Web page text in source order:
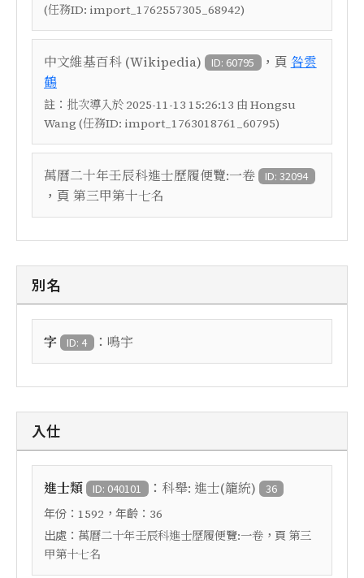
(任務ID: import_1762557305_68942)
中文維基百科 (Wikipedia) ID: 60795 ，頁 咎雲
鶴
註： 批次導入於 2025-11-13 15:26:13 由 Hongsu
Wang (任務ID: import_1763018761_60795)
萬曆二十年壬辰科進士歷履便覽:一卷 ID: 32094
，頁 第三甲第十七名
別名
字 ID: 4 ： 鳴宇
入仕
進士類 ID: 040101 ： 科舉: 進士(籠統) 36
年份： 1592 ，年齡： 36
出處： 萬曆二十年壬辰科進士歷履便覽:一卷 ，頁 第三
甲第十七名